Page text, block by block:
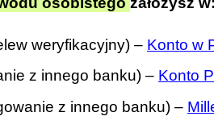
weryfikacyjny) – Konto w
z innego banku) – Konto
z innego banku) –